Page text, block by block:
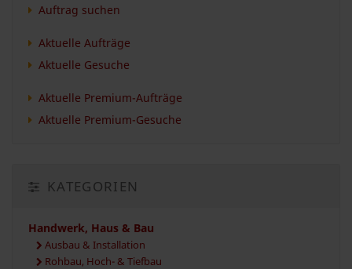
Auftrag suchen
Aktuelle Aufträge
Aktuelle Gesuche
Aktuelle Premium-Aufträge
Aktuelle Premium-Gesuche
KATEGORIEN
Handwerk, Haus & Bau
Ausbau & Installation
Rohbau, Hoch- & Tiefbau